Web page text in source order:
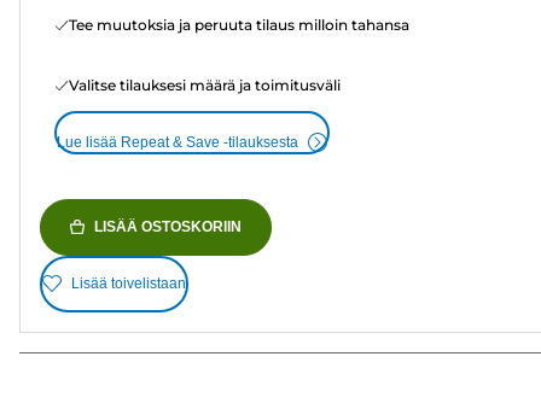
Tee muutoksia ja peruuta tilaus milloin tahansa
Valitse tilauksesi määrä ja toimitusväli
Lue lisää Repeat & Save -tilauksesta
LISÄÄ OSTOSKORIIN
Lisää toivelistaan